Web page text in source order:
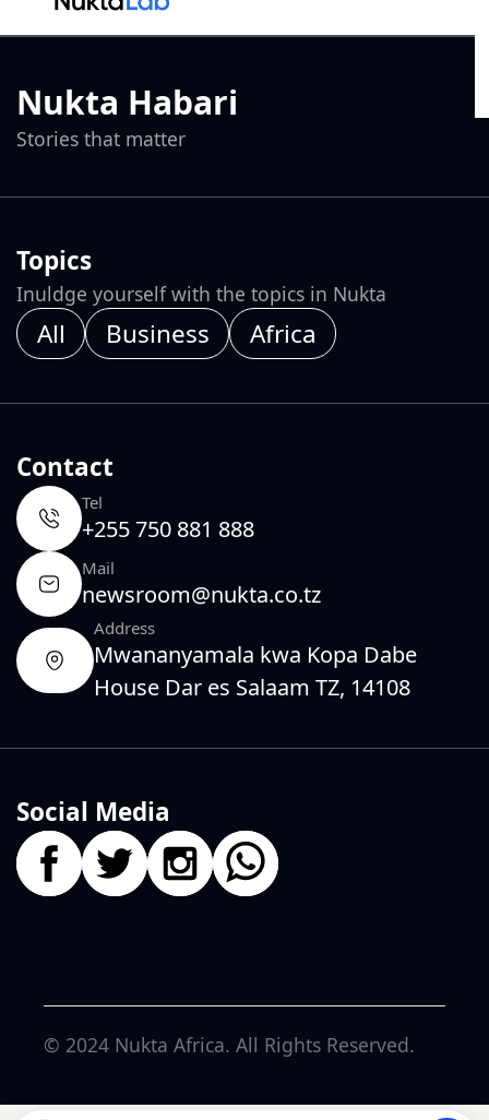
Nukta Habari
Stories that matter
Topics
Inuldge yourself with the topics in Nukta
All Business Africa
Contact
Tel
+255 750 881 888
Mail
newsroom@nukta.co.tz
Address
Mwananyamala kwa Kopa Dabe
House Dar es Salaam TZ, 14108
Social Media
© 2024 Nukta Africa. All Rights Reserved.